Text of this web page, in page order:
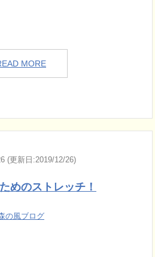
MORE
(更新日:2019/12/26)
めのストレッチ！
の風ブログ